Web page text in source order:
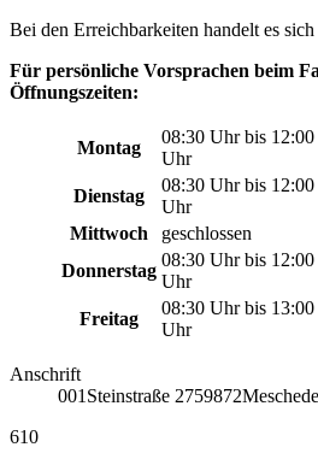
Bei den Erreichbarkeiten handelt es
Für persönliche Vorsprachen beim
Öffnungszeiten:
Montag
08:30 Uhr bis 12:00
Uhr
Dienstag
08:30 Uhr bis 12:00
Uhr
Mittwoch
geschlossen
Donnerstag
08:30 Uhr bis 12:00
Uhr
Freitag
08:30 Uhr bis 13:00
Uhr
Anschrift
001 Steinstraße 2759872Meschede
610